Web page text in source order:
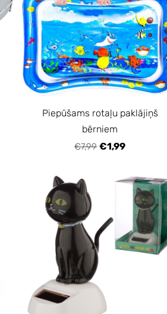
Piepūšams rotaļu paklājiņš
bērniem
€7,99 €1,99